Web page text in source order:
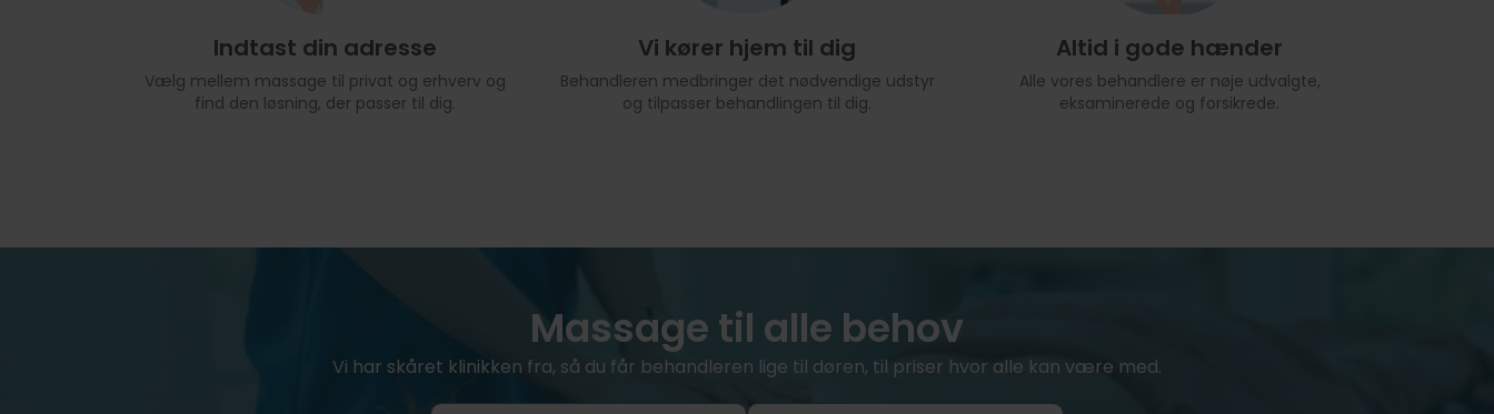
Indtast din adresse
Vælg mellem massage til privat og erhverv og
find den løsning, der passer til dig.
Vi kører hjem til dig
Behandleren medbringer det nødvendige udstyr
og tilpasser behandlingen til dig.
Altid i gode hænder
Alle vores behandlere er nøje udvalgte,
eksaminerede og forsikrede.
Massage til alle behov
Vi har skåret klinikken fra, så du får behandleren lige til døren, til priser hvor alle kan være med.